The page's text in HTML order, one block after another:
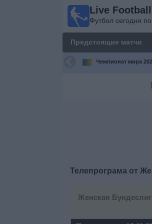
Live
Футбол сегодня
Предстоящие матчи
Чемпионат мира
Телепрограма от
Женская